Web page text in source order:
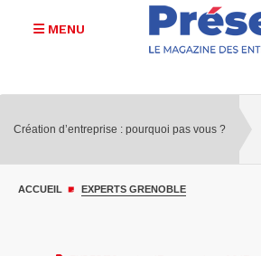
MENU
Création d’entreprise : pourquoi pas vous ?
ACCUEIL EXPERTS GRENOBLE